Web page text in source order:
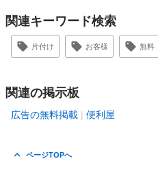
関連キーワード検索
片付け お客様 無料
関連の掲示板
広告の無料掲載 便利屋
ページTOPへ